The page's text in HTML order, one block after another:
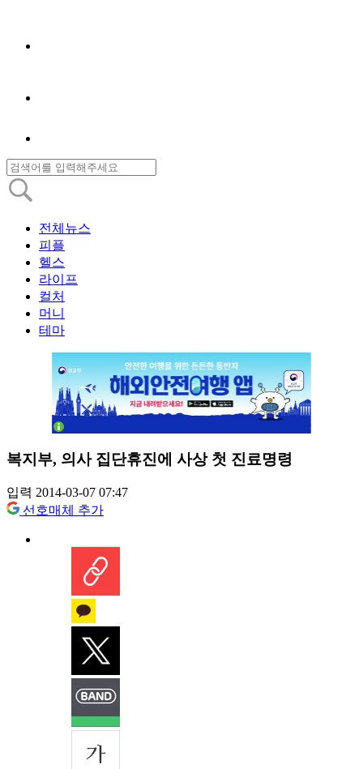
전체뉴스
피플
헬스
라이프
컬처
머니
테마
복지부, 의사 집단휴진에 사상 첫 진료명령
입력 2014-03-07 07:47
선호매체 추가